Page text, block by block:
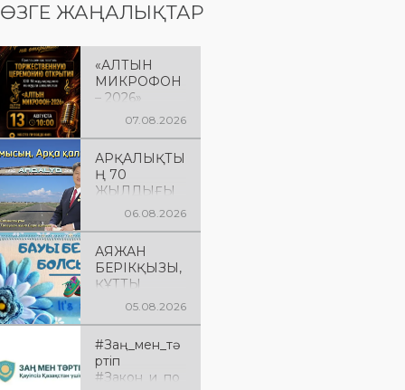
ӨЗГЕ ЖАҢАЛЫҚТАР
«АЛТЫН
МИКРОФОН
– 2026»
БАЙҚАУЫН
Ы АШЫЛУЫ
Сіздерді
вокалистерді
ң «Алтын
микрофон –
2026» XXII
халықаралық
байқауының
ашылу
рәсіміне
шақырамыз!
Бұл күні түрлі
елдерден
07.08.2026
АРҚАЛЫҚТЫ
Ң 70
ЖЫЛДЫҒЫ
ҚҰТТЫ06.08.2026
АЯЖАН
БЕРІКҚЫЗЫ,
ҚҰТТЫ
БОЛСЫН!
05.08.2026
#Заң_мен_тә
ртіп
#Закон_и_по